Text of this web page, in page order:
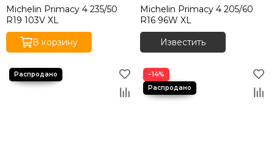
Шины Firestone
Шины Nokian Tyres
Michelin Primacy 4 235/50
R19 103V XL
В корзину
Michelin Primacy 4 205/60
R16 96W XL
Известить
−14%